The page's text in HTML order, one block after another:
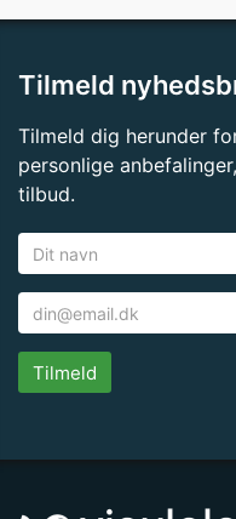
Tilmeld
Tilmeld dig herunder
personlige
tilbud.
Tilmeld